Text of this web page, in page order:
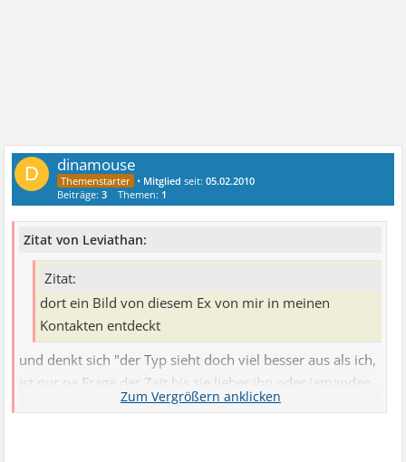
D dinamouse
• Mitglied seit:05.02.2010
Beiträge:3 Themen: 1
Zitat von Leviathan:
Zitat:
dort ein Bild von diesem Ex von mir in meinen
Kontakten entdeckt
und denkt sich "der Typ sieht doch viel besser aus als ich,
ist nur ne Frage der Zeit bis sie lieber ihn oder jemanden